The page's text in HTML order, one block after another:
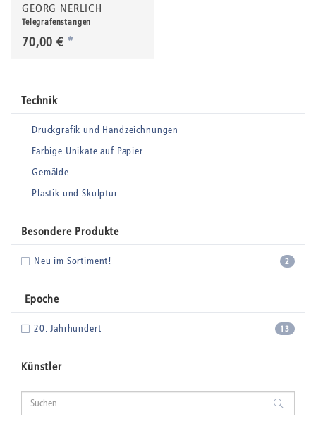
GEORG NERLICH
Telegrafenstangen
70,00 € *
Technik
Druckgrafik und Handzeichnungen
Farbige Unikate auf Papier
Gemälde
Plastik und Skulptur
Besondere Produkte
2
Neu im Sortiment!
Epoche
13
20. Jahrhundert
Künstler